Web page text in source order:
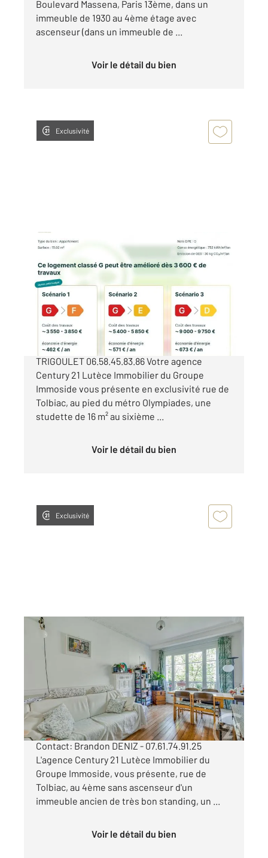
Boulevard Massena, Paris 13ème, dans un
immeuble de 1930 au 4ème étage avec
ascenseur (dans un immeuble de ...
Voir le détail du bien
Exclusivité
PARIS 75013
, 1 pièce
Ref : 6583
Appartement Studio à vendre
130 000 €
PARIS13EME - RUE DE TOLBIAC Contact: Paul
TRIGOULET 06.58.45.83.86 Votre agence
Century 21 Lutèce Immobilier du Groupe
Immoside vous présente en exclusivité rue de
Tolbiac, au pied du métro Olympiades, une
studette de 16 m² au sixième ...
Voir le détail du bien
Exclusivité
PARIS 75013
, 3 pièces
Ref : 6632
Appartement F3 à vendre
485 000 €
PARIS 13e - Quartier Tolbiac Montsouris
Contact: Brandon DENIZ - 07.61.74.91.25
L'agence Century 21 Lutèce Immobilier du
Groupe Immoside, vous présente, rue de
Tolbiac, au 4ème sans ascenseur d'un
immeuble ancien de très bon standing, un ...
Voir le détail du bien